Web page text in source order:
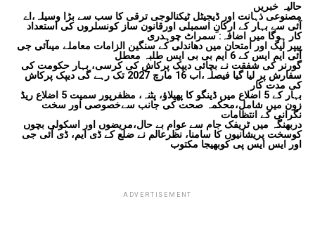
حالیہ خبریں
مصنوعی ذہانت اور ڈیجیٹل ٹیکنالوجی ترقی کا سب سے بڑا وسیلہ،اے
آئی سے بہار کے ارکانِ اسمبلی اورقانون ساز کونسلروں کی استعداد
کار ہوگا میں اضافہ: سمراٹ چوہدری
پیپر لیک اور امتحان میں دھاندلی کے سنگین الزامات معاملے میںآئی جی
آئی ایم ایس کے 6 ایم بی بی ایس طلبہ معطل
گورنر کی شفقت نے بچائی دیپک پرکاش کی کرسی، بہار حکومت کی
سفارش پر لیا گیا فیصلہ،اب 16 مارچ 2027 تک رہے گی دیپک پرکاش
کی مدت کار
بہار کے 5 اضلاع میں ڈینگو کا پھیلاؤ، پٹنہ، مظفرپور سمیت 5 اضلاع ریڈ
زون میں شامل،محکمہ صحت کی جانب سےخصوصی اور سخت
نگرانی کے انتظامات
دربھنگہ میں ٹریفک جام سے عوام بے حال،مریضوں اور اسکولی بچوں
کوسخت پریشانیوں کا سامنا، نظرعالم نے ضلع کے ڈی ایم، ڈی آئی جی
اور ایس ایس پی کوبھیجا مکتوب
ADVERTISEMENT